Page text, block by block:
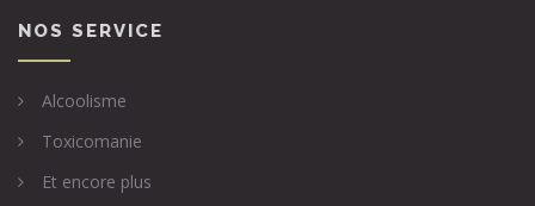
NOS SERVICE
Alcoolisme
Toxicomanie
Et encore plus